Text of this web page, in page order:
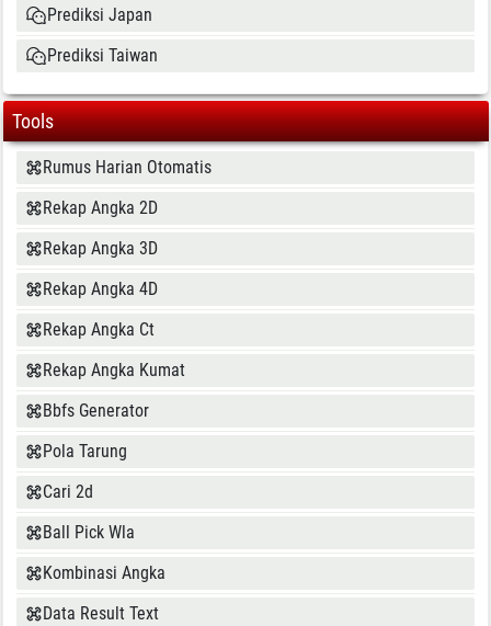
Prediksi Japan
Prediksi Taiwan
Tools
Rumus Harian Otomatis
Rekap Angka 2D
Rekap Angka 3D
Rekap Angka 4D
Rekap Angka Ct
Rekap Angka Kumat
Bbfs Generator
Pola Tarung
Cari 2d
Ball Pick Wla
Kombinasi Angka
Data Result Text